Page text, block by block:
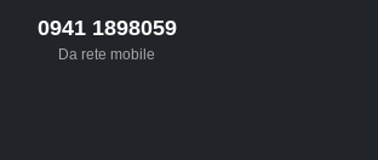
0941 1898059
Da rete mobile